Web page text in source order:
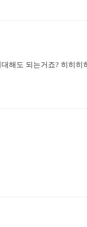
해도 되는거죠? 히히히